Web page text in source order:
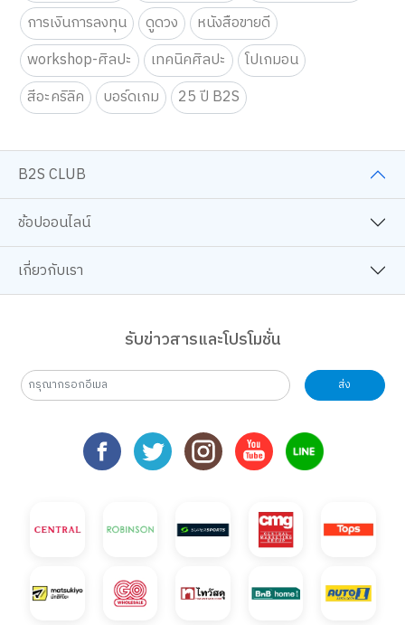
การเงินการลงทุน
ดูดวง
หนังสือขายดี
workshop-ศิลปะ
เทคนิคศิลปะ
โปเกมอน
สีอะคริลิค
บอร์ดเกม 25 ปี B2S
B2S CLUB
ช้อปออนไลน์
เกี่ยวกับเรา
รับข่าวสารและโปรโมชั่น
ส่ง